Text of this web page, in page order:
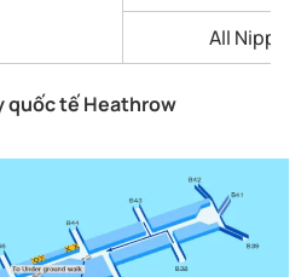
All Nippon
quốc tế Heathrow